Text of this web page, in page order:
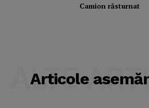
Camion răsturnat
Articole
ALTE